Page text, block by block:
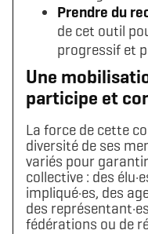
Prendre du
de cet outil
progressif et
Une
participe et
La force de cette
diversité de ses
variés pour
collective : des
impliqué·es, des
des
fédérations ou de